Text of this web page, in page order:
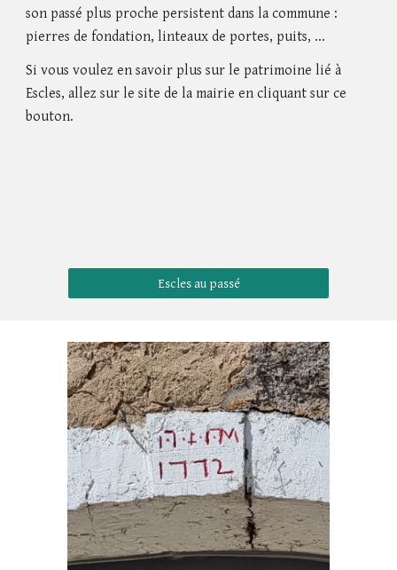
son passé plus proche persistent dans la commune :
pierres de fondation, linteaux de portes, puits, ...
Si vous voulez en savoir plus sur le patrimoine lié à
Escles, allez sur le site de la mairie en cliquant sur ce
bouton.
Escles au passé